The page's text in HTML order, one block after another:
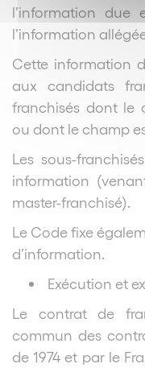
l’information due
l’information
Cette information
aux candidats
franchisés dont le
ou dont le champ
Les sous-
information
master-franchisé).
Le Code fixe
d’information.
Exécution et
Le contrat de
commun des
de 1974 et par le